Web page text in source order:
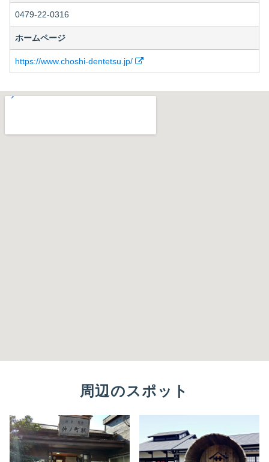
0479-22-0316
ホームページ
https://www.choshi-dentetsu.jp/
周辺のスポット